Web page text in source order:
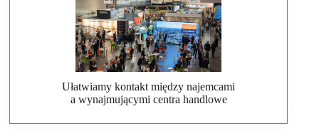
Ułatwiamy kontakt między najemcami
a wynajmującymi centra handlowe